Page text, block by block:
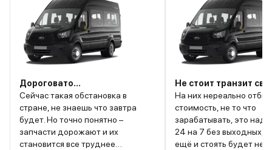
Дороговато...
Сейчас такая обстановка в
стране, не знаешь что завтра
будет. Но точно понятно –
запчасти дорожают и их
становится все труднее
Не стоит транзит
На них нереально
стоимость, не то что
зарабатывать, это надо
24 на 7 без выходных,
ещё и стоять будет